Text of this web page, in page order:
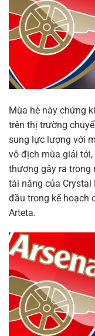
Mùa hè này chứng
trên thị trường
sung lực lượng với
vô địch mùa giải
thương gây ra trong
tài năng của Crystal
đầu trong kế hoạch
Arteta.